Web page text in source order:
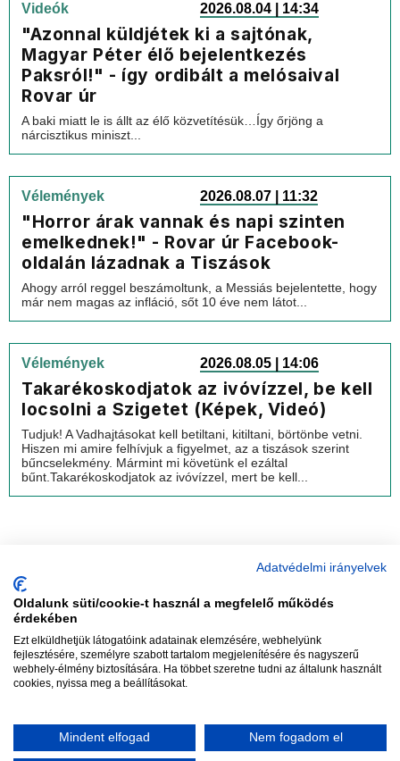
Videók 2026.08.04 | 14:34
"Azonnal küldjétek ki a sajtónak,
Magyar Péter élő bejelentkezés
Paksról!" - így ordibált a melósaival
Rovar úr
A baki miatt le is állt az élő közvetítésük…Így őrjöng a
nárcisztikus miniszt...
Vélemények 2026.08.07 | 11:32
"Horror árak vannak és napi szinten
emelkednek!" - Rovar úr Facebook-
oldalán lázadnak a Tiszások
Ahogy arról reggel beszámoltunk, a Messiás bejelentette, hogy
már nem magas az infláció, sőt 10 éve nem látot...
Vélemények 2026.08.05 | 14:06
Takarékoskodjatok az ivóvízzel, be kell
locsolni a Szigetet (Képek, Videó)
Tudjuk! A Vadhajtásokat kell betiltani, kitiltani, börtönbe vetni.
Hiszen mi amire felhívjuk a figyelmet, az a tiszások szerint
bűncselekmény. Mármint mi követünk el ezáltal
bűnt.Takarékoskodjatok az ivóvízzel, mert be kell...
Szerkesztőség:szerk@vadhajtasok.hu
Modi:moderator@vadhajtasok.hu
AdatvédelemImpresszumSzerzői jogok
2018 Vadhajtások.hu
Adatvédelmi irányelvek
Oldalunk süti/cookie-t használ a megfelelő működés
érdekében
Ezt elküldhetjük látogatóink adatainak elemzésére, webhelyünk
fejlesztésére, személyre szabott tartalom megjelenítésére és nagyszerű
webhely-élmény biztosítására. Ha többet szeretne tudni az általunk használt
cookies, nyissa meg a beállításokat.
Mindent elfogad Nem fogadom el